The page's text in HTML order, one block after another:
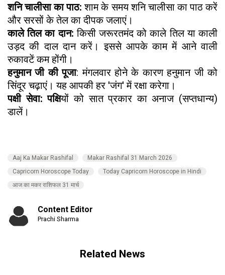
शनि चालीसा का पाठ: शाम के समय शनि चालीसा का पाठ करें
और सरसों के तेल का दीपक जलाएं।
काले तिल का दान:किसी जरूरतमंद को काले तिल या काली
उड़द की दाल दान करें। इससे आपके काम में आने वाली
रुकावटें कम होंगी।
हनुमान जी की पूजा: मंगलवार होने के कारण हनुमान जी को
सिंदूर चढ़ाएं। यह आपकी हर 'जंग' में रक्षा करेगा।
पक्षी सेवा: पक्षियों को सात प्रकार का अनाज (सप्तधान्य)
डालें।
Aaj Ka Makar Rashifal
Makar Rashifal 31 March 2026
Capricorn Horoscope Today
Today Capricorn Horoscope in Hindi
आज का मकर राशिफल 31 मार्च
Content Editor
Prachi Sharma
Related News